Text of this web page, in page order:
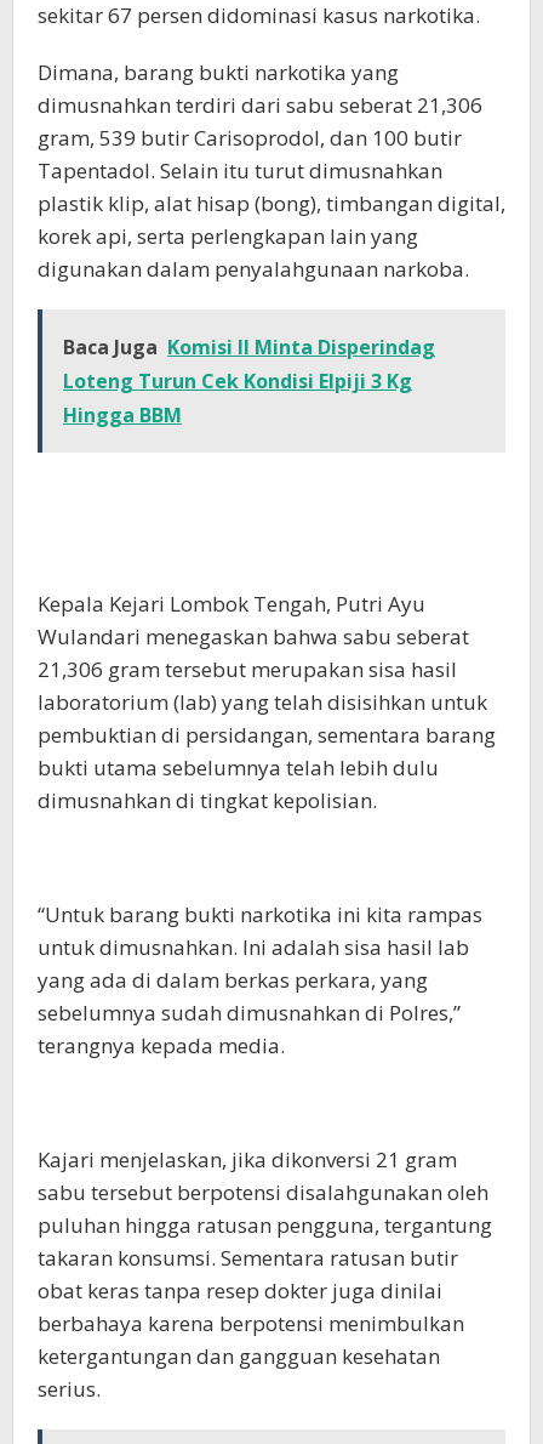
sekitar 67 persen didominasi kasus narkotika.
Dimana, barang bukti narkotika yang
dimusnahkan terdiri dari sabu seberat 21,306
gram, 539 butir Carisoprodol, dan 100 butir
Tapentadol. Selain itu turut dimusnahkan
plastik klip, alat hisap (bong), timbangan digital,
korek api, serta perlengkapan lain yang
digunakan dalam penyalahgunaan narkoba.
Baca Juga Komisi II Minta Disperindag
Loteng Turun Cek Kondisi Elpiji 3 Kg
Hingga BBM
Kepala Kejari Lombok Tengah, Putri Ayu
Wulandari menegaskan bahwa sabu seberat
21,306 gram tersebut merupakan sisa hasil
laboratorium (lab) yang telah disisihkan untuk
pembuktian di persidangan, sementara barang
bukti utama sebelumnya telah lebih dulu
dimusnahkan di tingkat kepolisian.
“Untuk barang bukti narkotika ini kita rampas
untuk dimusnahkan. Ini adalah sisa hasil lab
yang ada di dalam berkas perkara, yang
sebelumnya sudah dimusnahkan di Polres,”
terangnya kepada media.
Kajari menjelaskan, jika dikonversi 21 gram
sabu tersebut berpotensi disalahgunakan oleh
puluhan hingga ratusan pengguna, tergantung
takaran konsumsi. Sementara ratusan butir
obat keras tanpa resep dokter juga dinilai
berbahaya karena berpotensi menimbulkan
ketergantungan dan gangguan kesehatan
serius.